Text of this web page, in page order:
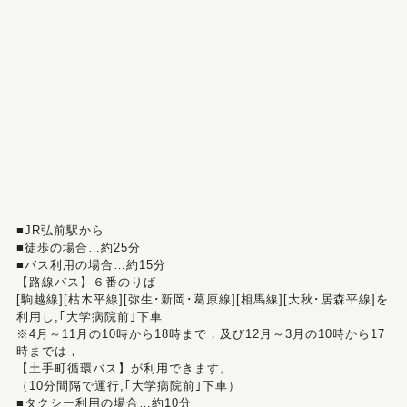
■JR弘前駅から
■徒歩の場合…約25分
■バス利用の場合…約15分
【路線バス】６番のりば
[駒越線][枯木平線][弥生･新岡･葛原線][相馬線][大秋･居森平線]を
利用し,｢大学病院前｣下車
※4月～11月の10時から18時まで，及び12月～3月の10時から17
時までは，
【土手町循環バス】が利用できます。
（10分間隔で運行,｢大学病院前｣下車）
■タクシー利用の場合…約10分